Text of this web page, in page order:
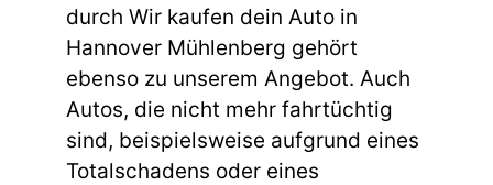
durch Wir kaufen dein Auto in
Hannover Mühlenberg gehört
ebenso zu unserem Angebot. Auch
Autos, die nicht mehr fahrtüchtig
sind, beispielsweise aufgrund eines
Totalschadens oder eines